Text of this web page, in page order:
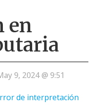
en
9, 2024 @ 9:51
de interpretación